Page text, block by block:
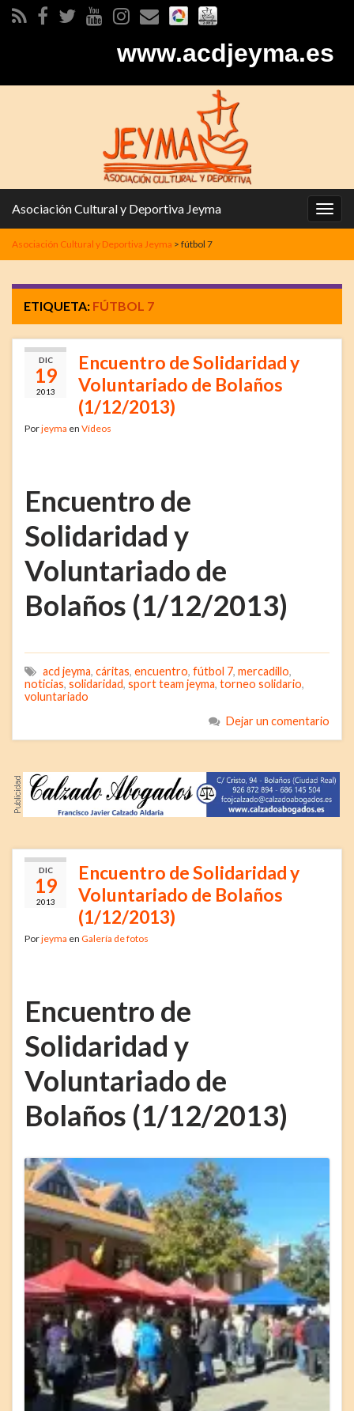
www.acdjeyma.es
la
Asociación Cultural y Deportiva Jeyma
Asociación Cultural y Deportiva Jeyma > fútbol 7
ETIQUETA: FÚTBOL 7
DIC
19
2013
Encuentro de Solidaridad y
Voluntariado de Bolaños
(1/12/2013)
Porjeyma en Vídeos
Encuentro de
Solidaridad y
Voluntariado de
Bolaños (1/12/2013)
acd jeyma, cáritas, encuentro, fútbol 7, mercadillo,
noticias, solidaridad, sport team jeyma, torneo solidario,
voluntariado
Dejar un comentario
DIC
19
2013
Encuentro de Solidaridad y
Voluntariado de Bolaños
(1/12/2013)
Porjeyma en Galería de fotos
Encuentro de
Solidaridad y
Voluntariado de
Bolaños (1/12/2013)